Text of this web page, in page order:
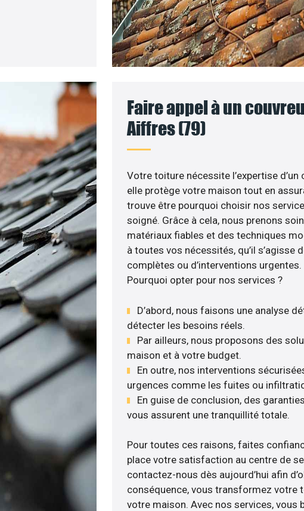
Faire appel à un
Aiffres (79)
Votre toiture nécessite l’expertise
elle protège votre maison tout en
trouve être pourquoi choisir nos
soigné. Grâce à cela, nous prenons
matériaux fiables et des techniques
à toutes vos nécessités, qu’il s’agisse
complètes ou d’interventions urgentes.
Pourquoi opter pour nos services ?
D’abord, nous faisons une analyse
détecter les besoins réels.
Par ailleurs, nous proposons des
maison et à votre budget.
En outre, nos interventions
urgences comme les fuites ou
En guise de conclusion, des
vous assurent une tranquillité totale.
Pour toutes ces raisons, faites
place votre satisfaction au centre de
contactez-nous dès aujourd’hui afin
conséquence, vous transformez votre
votre maison. Avec nos services, vous